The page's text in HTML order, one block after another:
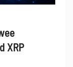
XRP